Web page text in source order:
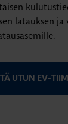
latauksen
UTUN EV-